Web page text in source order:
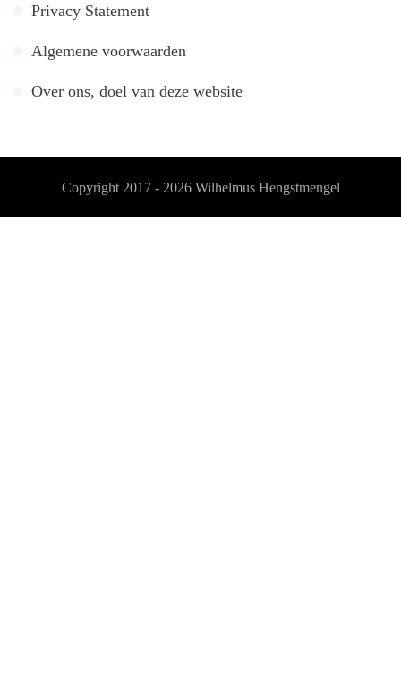
Privacy Statement
Algemene voorwaarden
Over ons, doel van deze website
Copyright 2017 - 2026 Wilhelmus Hengstmengel